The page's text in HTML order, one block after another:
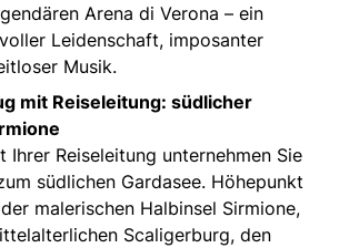
Arena di Verona – ein
Leidenschaft, imposanter
Musik.
mit Reiseleitung: südlicher
Ihrer Reiseleitung unternehmen Sie
südlichen Gardasee. Höhepunkt
malerischen Halbinsel Sirmione,
Scaligerburg, den